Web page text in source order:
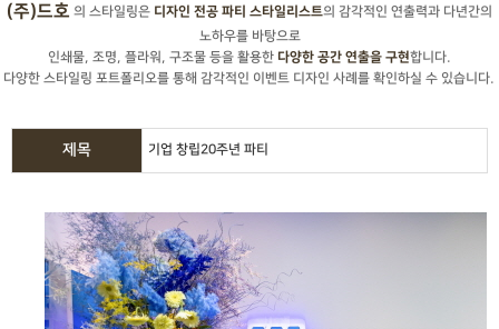
(주)드호 의 스타일링은 디자인 전공 파티 스타일리스트의 감각적인 연출력과 다년간의
노하우를 바탕으로
인쇄물, 조명, 플라워, 구조물 등을 활용한 다양한 공간 연출을 구현합니다.
다양한 스타일링 포트폴리오를 통해 감각적인 이벤트 디자인 사례를 확인하실 수 있습니다.
제목 기업 창립20주년 파티